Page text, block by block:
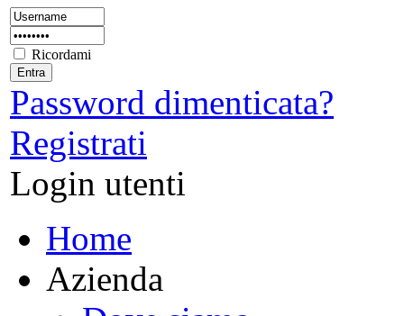
Ricordami
Password dimenticata?
Registrati
Login utenti
Home
Azienda